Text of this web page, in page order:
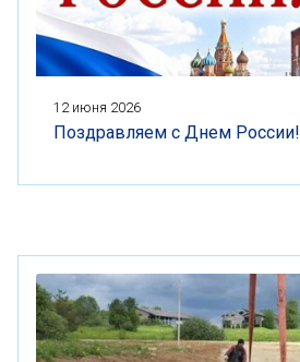
12 июня 2026
Поздравляем с Днем России!